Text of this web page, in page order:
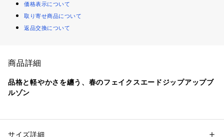
価格表示について
取り寄せ商品について
返品交換について
商品詳細
品格と軽やかさを纏う、春のフェイクスエードジップアップブ
ルゾン
に羽織れます。落ち着いたベーシックカラーが、大人の余裕を
サイズ詳細